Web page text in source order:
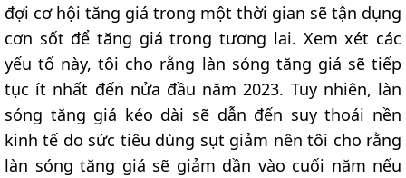
đợi cơ hội tăng giá trong một thời gian sẽ tận dụng
cơn sốt để tăng giá trong tương lai. Xem xét các
yếu tố này, tôi cho rằng làn sóng tăng giá sẽ tiếp
tục ít nhất đến nửa đầu năm 2023. Tuy nhiên, làn
sóng tăng giá kéo dài sẽ dẫn đến suy thoái nền
kinh tế do sức tiêu dùng sụt giảm nên tôi cho rằng
làn sóng tăng giá sẽ giảm dần vào cuối năm nếu